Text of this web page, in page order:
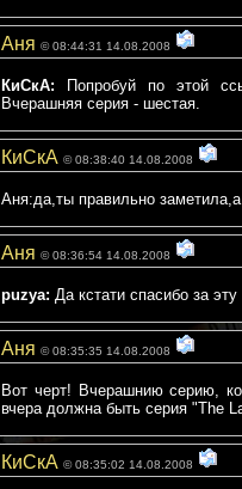
Аня © 08:44:31 14.08.2008
КиСкА: Попробуй по этой
Вчерашняя серия - шестая.
КиСкА © 08:38:40 14.08.2008
Аня:да,ты правильно
Аня © 08:36:54 14.08.2008
puzya: Да кстати спасибо за
Аня © 08:35:35 14.08.2008
Вот черт! Вчерашнию серию,
вчера должна быть серия "The
КиСкА © 08:35:02 14.08.2008